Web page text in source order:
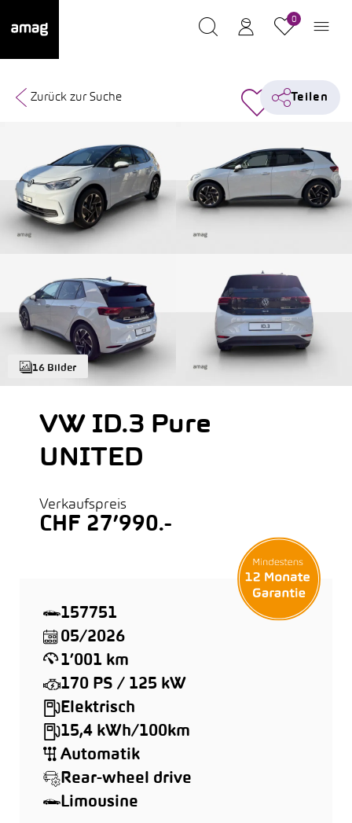
0
16 Bilder
Zurück zur Suche Teilen
VW ID.3 Pure
UNITED
Verkaufspreis
CHF 27’990.-
157751
05/2026
1’001 km
170 PS / 125 kW
Elektrisch
15,4 kWh/100km
Automatik
Rear-wheel drive
Limousine